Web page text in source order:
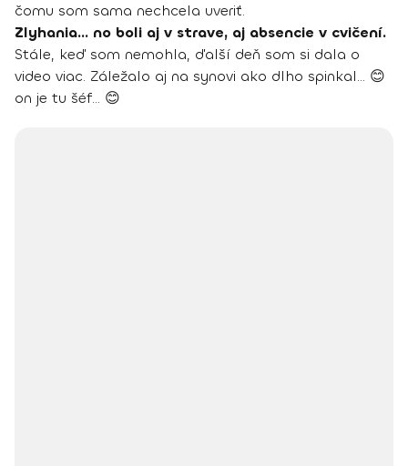
čomu som sama nechcela uveriť.
Zlyhania... no boli aj v strave, aj absencie v cvičení.
Stále, keď som nemohla, ďalší deň som si dala o
video viac. Záležalo aj na synovi ako dlho spinkal... 😊
on je tu šéf... 😊